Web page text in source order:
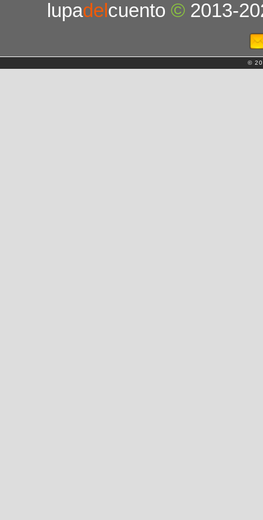
lupadelcuento© 2013-
©